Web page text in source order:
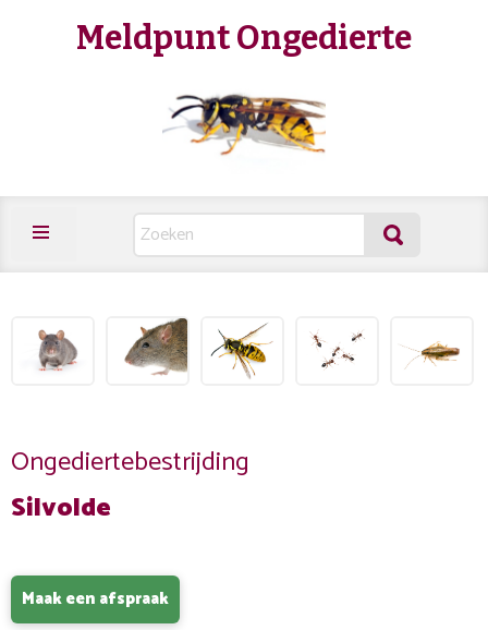
Meldpunt Ongedierte
Ongediertebestrijding
Silvolde
Maak een afspraak